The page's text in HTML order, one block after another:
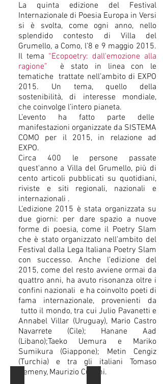
La quinta edizione del Festival
Internazionale di Poesia Europa in Versi
si è svolta, come ogni anno, nello
splendido contesto di Villa del
Grumello, a Como, l’8 e 9 maggio 2015.
Il tema “Ecopoetry: dall'emozione alla
ragione” è stato in linea con le
tematiche trattate nell’ambito di EXPO
2015. Un tema, quello della
sostenibilità, di interesse mondiale,
che coinvolge l’intero pianeta.
L’evento ha fatto parte delle
manifestazioni organizzate da SISTEMA
COMO per il 2015, in relazione ad
EXPO.
Circa 400 le persone passate
quest'anno a Villa del Grumello, più di
cento articoli pubblicati su quotidiani,
riviste e siti regionali, nazionali e
internazionali .
L’edizione 2015 è stata organizzata su
due giorni: per dare spazio a nuove
forme di poesia, come il Poetry Slam
che è stato organizzato nell’ambito del
Festival dalla Lega Italiana Poetry Slam
con successo. Anche l’edizione del
2015, come del resto avviene ormai da
quattro anni, ha avuto risonanza oltre i
confini nazionali e ha coinvolto poeti di
fama internazionale, provenienti da
tutto il mondo, tra cui Julio Pavanetti e
Annabel Villar (Uruguay), Mario Castro
Navarrete (Cile); Hanane Aad
(Libano);Taeko Uemura e Mariko
Sumikura (Giappone); Metin Cengiz
(Turchia) e tra gli italiani Tomaso
Kemeny, Maurizio Cucchi.
Il poeta Tomaso Kemeny